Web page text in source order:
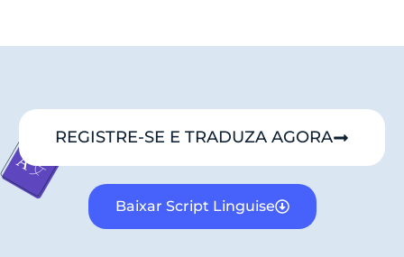
REGISTRE-SE E TRADUZA AGORA
Baixar Script Linguise